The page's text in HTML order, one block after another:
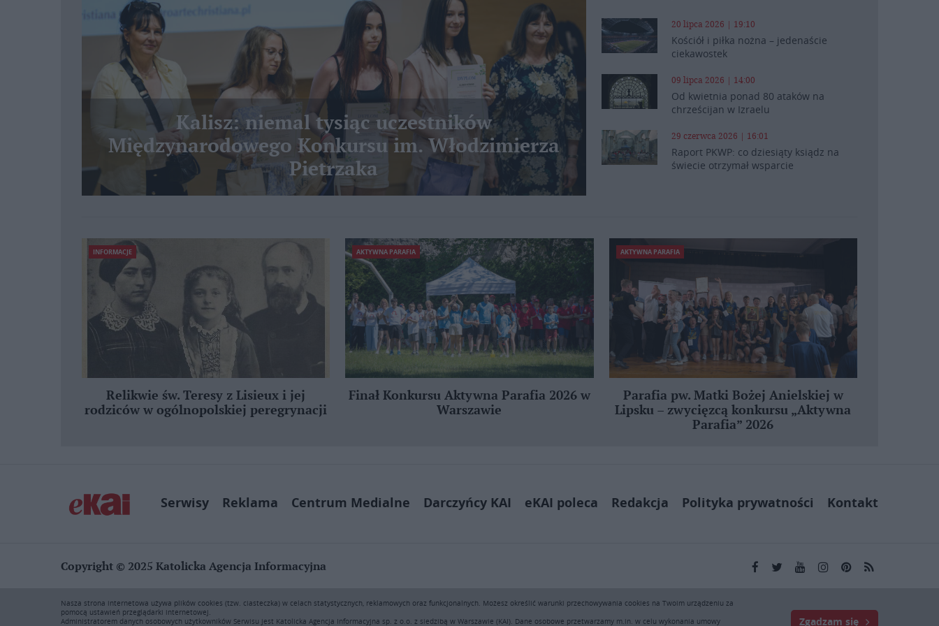
Kalisz: niemal tysiąc uczestników
Międzynarodowego Konkursu im. Włodzimierza
Pietrzaka
20 lipca 2026 | 19:10
Kościół i piłka nożna – jedenaście
ciekawostek
09 lipca 2026 | 14:00
Od kwietnia ponad 80 ataków na
chrześcijan w Izraelu
29 czerwca 2026 | 16:01
Raport PKWP: co dziesiąty ksiądz na
świecie otrzymał wsparcie
INFORMACJE
Relikwie św. Teresy z Lisieux i jej
rodziców w ogólnopolskiej peregrynacji
AKTYWNA PARAFIA
Finał Konkursu Aktywna Parafia 2026 w
Warszawie
AKTYWNA PARAFIA
Parafia pw. Matki Bożej Anielskiej w
Lipsku – zwycięzcą konkursu „Aktywna
Parafia” 2026
Serwisy Reklama Centrum Medialne Darczyńcy KAI eKAI poleca Redakcja Polityka prywatności Kontakt
Copyright © 2025 Katolicka Agencja Informacyjna
rozpowszechnianie zawartości niniejszego serwisu lub jej sprzedaż (także framing i in. podobne metody), są bez uprzedniej pisemnej zgody KAI zabronione i stanowią naruszenie ustaw o
prawie autorskim, ochronie baz danych i uczciwej konkurencji - będą ścigane przy pomocy wszelkich dostępnych środków prawnych. Zapraszamy do prenumeraty serwisu prasowego KAI: tel.
Nasza strona internetowa używa plików cookies (tzw. ciasteczka) w celach statystycznych, reklamowych oraz funkcjonalnych. Możesz określić warunki przechowywania cookies na Twoim urządzeniu za
pomocą ustawień przeglądarki internetowej.
Administratorem danych osobowych użytkowników Serwisu jest Katolicka Agencja Informacyjna sp. z o.o. z siedzibą w Warszawie (KAI). Dane osobowe przetwarzamy m.in. w celu wykonania umowy
Zgadzam się